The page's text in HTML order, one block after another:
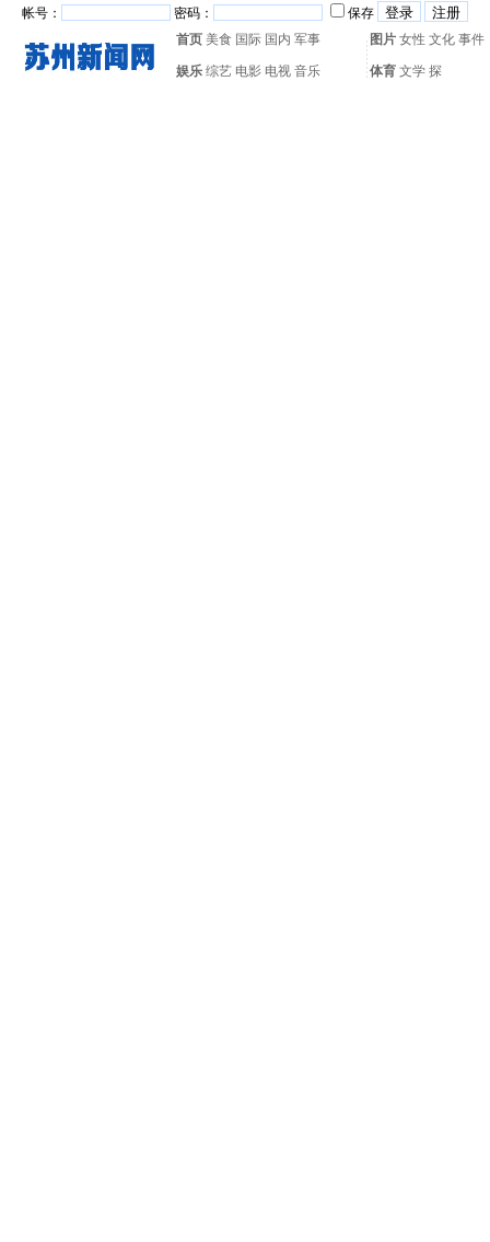
帐号： 密码：
保存
首页 美食 国际 国内 军事 图片 女性 文化 事件
娱乐 综艺 电影 电视 音乐 体育 文学 探